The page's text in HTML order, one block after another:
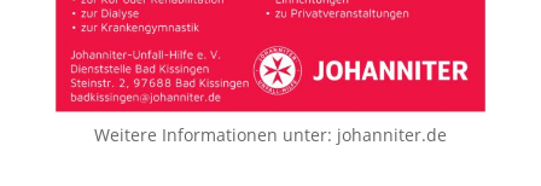
Weitere Informationen unter: johanniter.de